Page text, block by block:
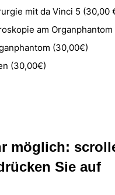
mit da Vinci 5 (30,00
am
(30,00€)
(30,00€)
möglich:
Sie auf